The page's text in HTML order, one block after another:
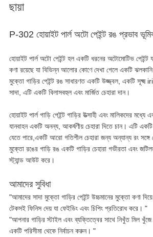
নীতি
ছায়া
P-302 হোয়াইট পার্ল অটো পেইন্ট রঙ প্রভাব
হোয়াইট পার্ল অটো পেইন্ট হল একটি ধরনের অটোমোটিভ পেইন্ট
কণা রয়েছে যা বিভিন্ন আলোর কোণে দেখা গেলে একটি
মুক্তো গাড়ির পেইন্ট রঙ সাধারণত একটি উজ্জ্বল, একটি সূক্ষ্ম
সাদা, এটি একটি বিলাসবহুল এবং মার্জিত চেহারা দান।
হোয়াইট পার্ল গাড়ি পেইন্ট গাড়ির উত্সাহী এবং মালিকদের মধ্যে
যানবাহন একটি অনন্য, আকর্ষণীয় চেহারা দিতে চান। এটি
যেতে পারে,একটি আরো গতিশীল চেহারা জন্য অন্যান্য রং সঙ্গে
মুক্তো রঙের গাড়ি রঙ একটি গাড়ির চেহারা গভীরতা এবং
স্ট্যান্ড আউট করে।
আমাদের সুবিধা
"আমাদের সাদা মুক্তো গাড়ির পেইন্ট উচ্চমানের মুক্তো কণা দিয়ে
টেকসই ফিনিস দেয় যা ফেইডিং এবং চিপিং প্রতিরোধ করে। "
"আপনার গাড়ির স্টাইল এবং ব্যক্তিত্বের সাথে নিখুঁত মিল
একটি পরিসীমা থেকে নির্বাচন করুন। "